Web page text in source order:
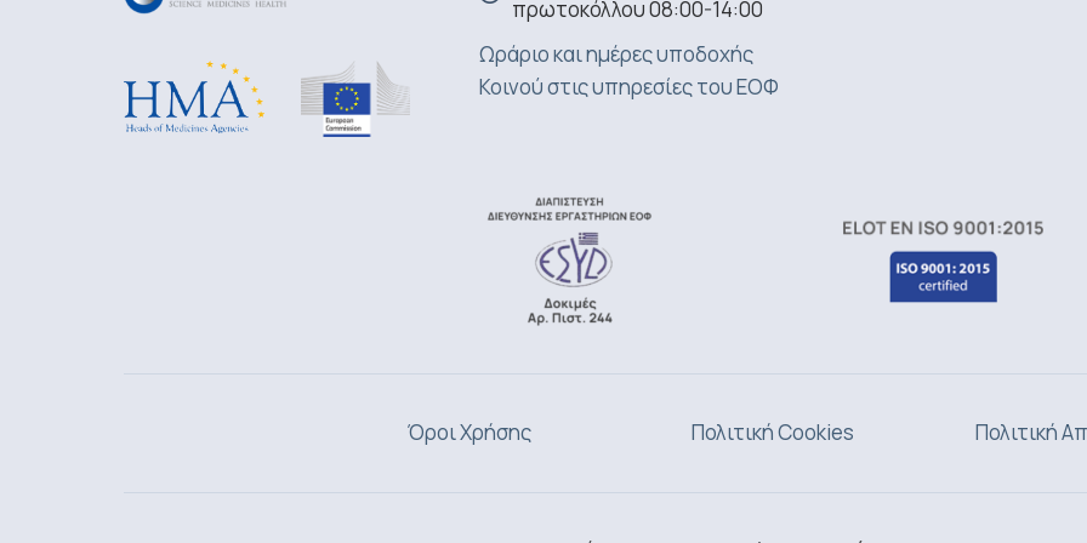
πρωτοκόλλου 08:00-14:00
Ωράριο και ημέρες υποδοχής
Κοινού στις υπηρεσίες του ΕΟΦ
Όροι Χρήσης Πολιτική Cookies Πολιτική